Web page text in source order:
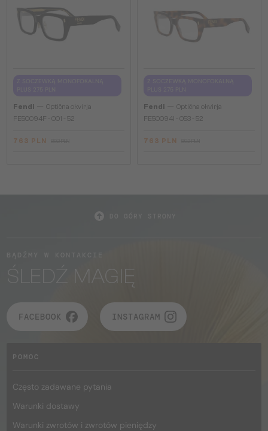
Fendi
Optična okvirja
FE50094F - 001 - 52
763 PLN
Fendi
Optična okvirja
FE50094I - 053 - 52
763 PLN
ŚLEDŹ MAGIĘ
FACEBOOK INSTAGRAM
POMOC
Często zadawane pytania
Warunki dostawy
Warunki zwrotów i zwrotów pieniędzy